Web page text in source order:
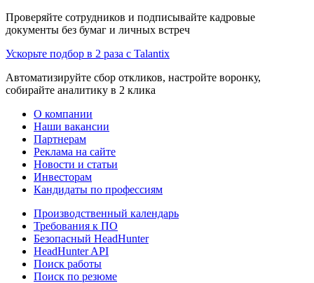
Проверяйте сотрудников и подписывайте кадровые
документы без бумаг и личных встреч
Ускорьте подбор в 2 раза с Talantix
Автоматизируйте сбор откликов, настройте воронку,
собирайте аналитику в 2 клика
О компании
Наши вакансии
Партнерам
Реклама на сайте
Новости и статьи
Инвесторам
Кандидаты по профессиям
Производственный календарь
Требования к ПО
Безопасный HeadHunter
HeadHunter API
Поиск работы
Поиск по резюме